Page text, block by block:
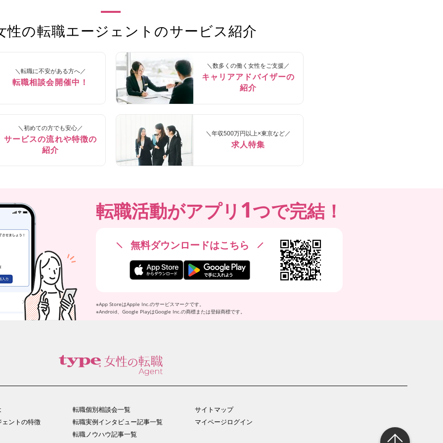
性の転職エージェントのサービス紹介
＼転職に不安がある方へ／
転職相談会開催中！
＼数多くの働く女性をご支援／
キャリアアドバイザーの
紹介
＼初めての方でも安心／
サービスの流れや特徴の
紹介
＼年収500万円以上×東京など／
求人特集
転職活動がアプリ 1つで完結！
無料ダウンロードはこちら
※App StoreはApple Inc.のサービスマークです。
※Android、Google PlayはGoogle Inc.の商標または登録商標です。
ントの特徴
転職個別相談会一覧
転職実例インタビュー記事一覧
転職ノウハウ記事一覧
サイトマップ
マイページログイン